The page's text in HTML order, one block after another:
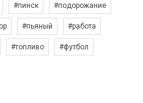
#пинск #подорожание
#пьяный #работа
#топливо #футбол